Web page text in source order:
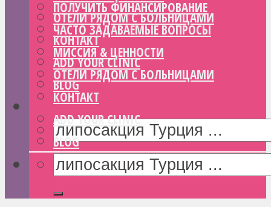
ОТЕЛИ РЯДОМ С БОЛЬНИЦАМИ
КОНТАКТ
ADD YOUR CLINIC
BLOG
ПОЛУЧИТЬ ФИНАНСИРОВАНИЕ
ЧАСТО ЗАДАВАЕМЫЕ ВОПРОСЫ
МИССИЯ & ЦЕННОСТИ
ОТЕЛИ РЯДОМ С БОЛЬНИЦАМИ
КОНТАКТ
ADD YOUR CLINIC
BLOG